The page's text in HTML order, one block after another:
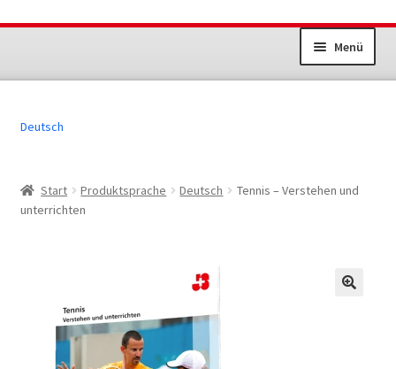
Zur
springen
Zum
springen
Menü
Jugend+Sport
Erwachsenensport
Deutsch
Start Produktsprache Deutsch
Tennis – Verstehen und
unterrichten